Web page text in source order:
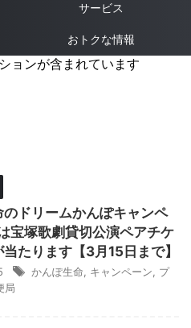
サービス
おトクな情報
ョンが含まれています
ドリームかんぽキャンペ
宝塚歌劇貸切公演ペアチケ
たります【3月15日まで】
かんぽ生命 キャンペーン
プ
局